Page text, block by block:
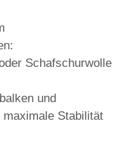
Schafschurwolle
und
Stabilität